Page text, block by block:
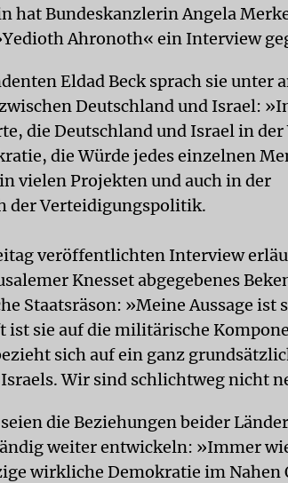
hat Bundeskanzlerin Angela
Ahronoth« ein Interview
Eldad Beck sprach sie unter
Deutschland und Israel:
die Deutschland und Israel in der
die Würde jedes einzelnen
vielen Projekten und auch in der
der Verteidigungspolitik.
veröffentlichten Interview
Knesset abgegebenes
Staatsräson: »Meine Aussage ist
ist sie auf die militärische
sich auf ein ganz
Wir sind schlichtweg nicht
die Beziehungen beider
weiter entwickeln: »Immer
wirkliche Demokratie im Nahen